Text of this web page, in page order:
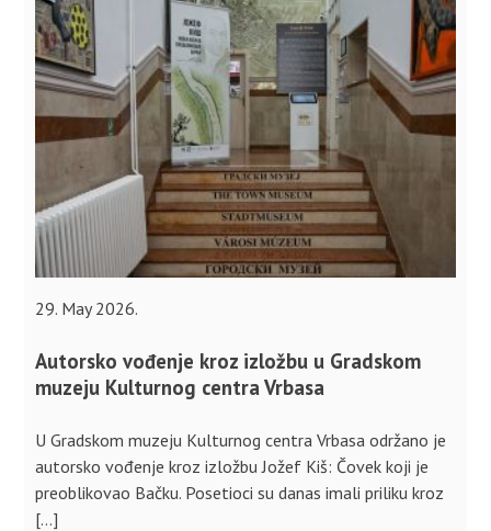
29. May 2026.
Autorsko vođenje kroz izložbu u Gradskom
muzeju Kulturnog centra Vrbasa
U Gradskom muzeju Kulturnog centra Vrbasa održano je
autorsko vođenje kroz izložbu Jožef Kiš: Čovek koji je
preoblikovao Bačku. Posetioci su danas imali priliku kroz
[…]